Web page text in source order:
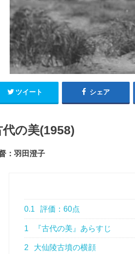
ツイート シェア
代の美(1958)
：羽田澄子
0.1 評価：60点
1 『古代の美』あらすじ
2 大仙陵古墳の横顔